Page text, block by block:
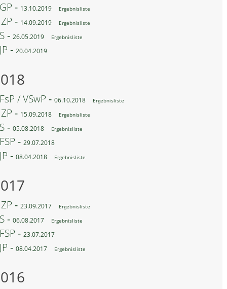
‐ 13.10.2019 Ergebnisliste
‐ 14.09.2019 Ergebnisliste
‐26.05.2019 Ergebnisliste
‐20.04.2019
/ VSwP ‐06.10.2018 Ergebnisliste
‐ 15.09.2018 Ergebnisliste
‐05.08.2018 Ergebnisliste
‐29.07.2018
‐08.04.2018 Ergebnisliste
‐23.09.2017 Ergebnisliste
‐06.08.2017 Ergebnisliste
‐23.07.2017
‐08.04.2017 Ergebnisliste